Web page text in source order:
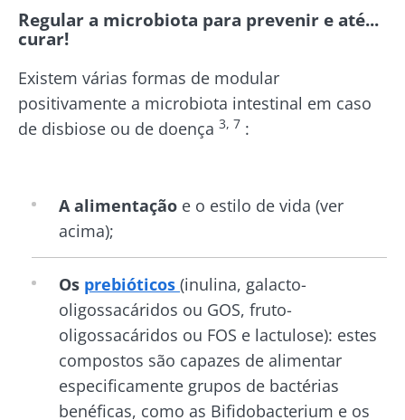
Regular a microbiota para prevenir e até...
curar!
Existem várias formas de modular
positivamente a microbiota intestinal em caso
de disbiose ou de doença 3, 7 :
A alimentação e o estilo de vida (ver
acima);
Os prebióticos (inulina, galacto-
oligossacáridos ou GOS, fruto-
oligossacáridos ou FOS e lactulose): estes
compostos são capazes de alimentar
especificamente grupos de bactérias
benéficas, como as Bifidobacterium e os